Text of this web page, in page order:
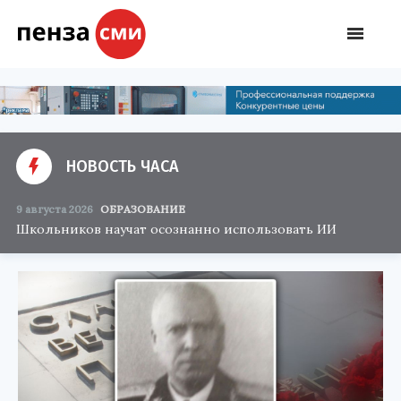
НОВОСТЬ ЧАСА
9 августа 2026 ОБРАЗОВАНИЕ
Школьников научат осознанно использовать ИИ